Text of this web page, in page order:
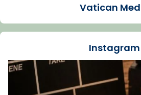
La Carmina va patir
dos mesos, a l'Estadi Lluís
Recupera l'entrevista comp
tican News 👇
Vatican
Instagram